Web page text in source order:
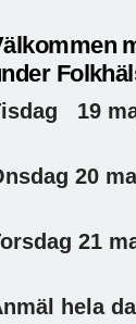
19
20
21
hela